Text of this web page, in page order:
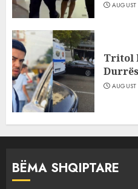
Tritol
BËMA SHQIPTARE